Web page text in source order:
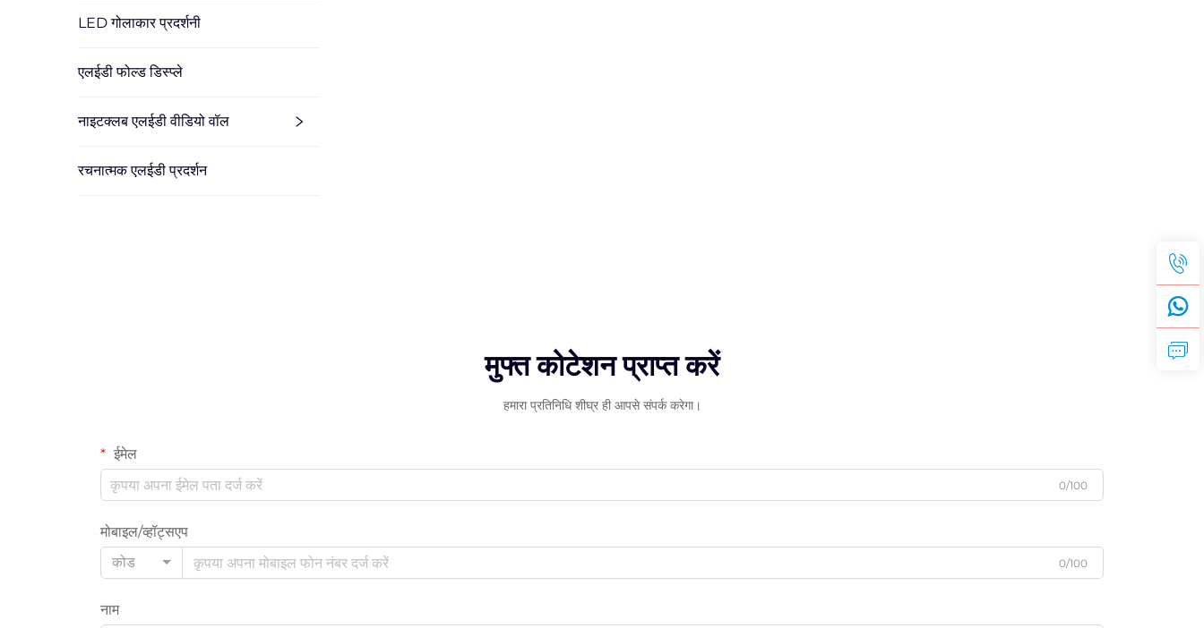
LED गोलाकार प्रदर्शनी
एलईडी फोल्ड डिस्प्ले
नाइटक्लब एलईडी वीडियो वॉल
रचनात्मक एलईडी प्रदर्शन
मुफ्त कोटेशन प्राप्त करें
हमारा प्रतिनिधि शीघ्र ही आपसे संपर्क करेगा।
ईमेल
0/100
मोबाइल/व्हॉट्सएप
कोड
0/100
नाम